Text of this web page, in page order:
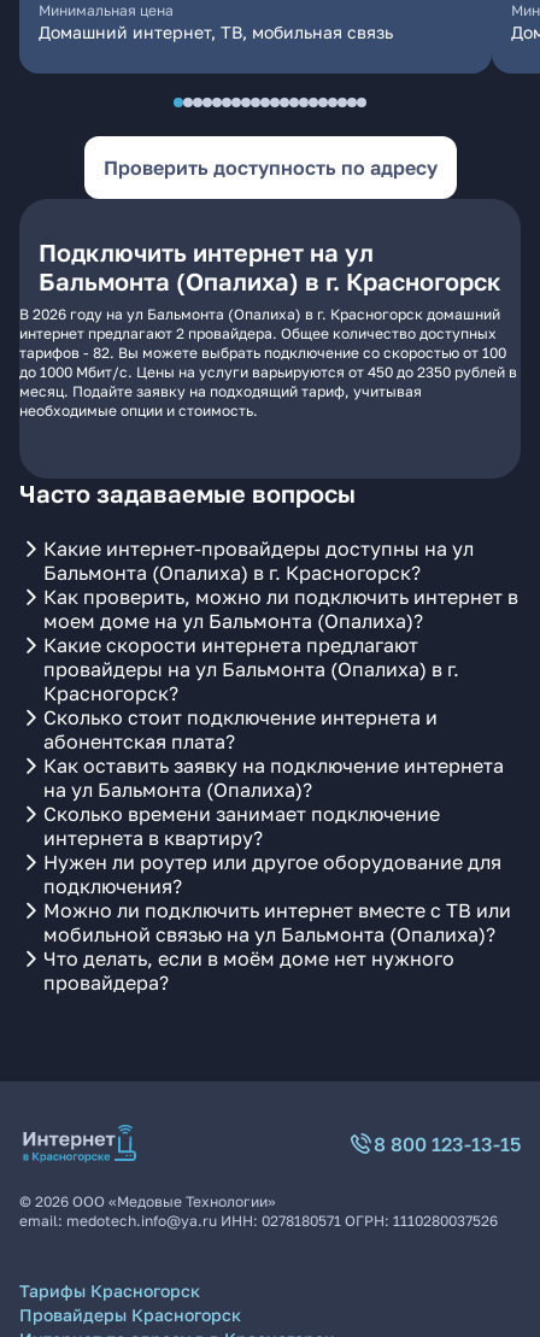
Минимальная цена
Домашний интернет, ТВ, мобильная связь
Проверить доступность по адресу
Подключить интернет на ул
Бальмонта (Опалиха) в г. Красногорск
В 2026 году на ул Бальмонта (Опалиха) в г. Красногорск домашний
интернет предлагают 2 провайдера. Общее количество доступных
тарифов - 82. Вы можете выбрать подключение со скоростью от 100
до 1000 Мбит/с. Цены на услуги варьируются от 450 до 2350 рублей в
месяц. Подайте заявку на подходящий тариф, учитывая
необходимые опции и стоимость.
Часто задаваемые вопросы
Какие интернет-провайдеры доступны на ул
Бальмонта (Опалиха) в г. Красногорск?
Как проверить, можно ли подключить интернет в
моем доме на ул Бальмонта (Опалиха)?
Какие скорости интернета предлагают
провайдеры на ул Бальмонта (Опалиха) в г.
Красногорск?
Сколько стоит подключение интернета и
абонентская плата?
Как оставить заявку на подключение интернета
на ул Бальмонта (Опалиха)?
Сколько времени занимает подключение
интернета в квартиру?
Нужен ли роутер или другое оборудование для
подключения?
Можно ли подключить интернет вместе с ТВ или
мобильной связью на ул Бальмонта (Опалиха)?
Что делать, если в моём доме нет нужного
провайдера?
8 800 123-13-15
© 2026 ООО «Медовые Технологии»
email: medotech.info@ya.ru ИНН: 0278180571 ОГРН: 1110280037526
Тарифы Красногорск
Провайдеры Красногорск